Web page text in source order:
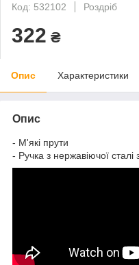
Код: 532102
Роздріб
322 ₴
Опис Характеристики
Опис
- М'які прути
- Ручка з нержавіючої